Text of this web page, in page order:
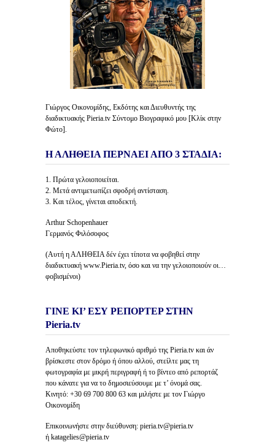
Γιώργος Οικονομίδης, Εκδότης και Διευθυντής της
διαδικτυακής Pieria.tv Σύντομο Βιογραφικό μου [Κλίκ στην
Φώτο].
Η ΑΛΗΘΕΙΑ ΠΕΡΝΑΕΙ ΑΠΟ 3 ΣΤΑΔΙΑ:
1. Πρώτα γελοιοποιείται.
2. Μετά αντιμετωπίζει σφοδρή αντίσταση.
3. Και τέλος, γίνεται αποδεκτή.
Arthur Schopenhauer
Γερμανός Φιλόσοφος
(Αυτή η ΑΛΗΘΕΙΑ δέν έχει τίποτα να φοβηθεί στην
διαδικτυακή www.Pieria.tv, όσο και να την γελοιοποιούν οι…
φοβισμένοι)
ΓΙΝΕ ΚΙ’ ΕΣΥ ΡΕΠΟΡΤΕΡ ΣΤΗΝ
Pieria.tv
Αποθηκεύστε τον τηλεφωνικό αριθμό της Pieria.tv και άν
βρίσκεστε στον δρόμο ή όπου αλλού, στείλτε μας τη
φωτογραφία με μικρή περιγραφή ή το βίντεο από ρεπορτάζ
που κάνατε για να το δημοσιεύσουμε με τ’ όνομά σας.
Κινητό: +30 69 700 800 63 και μιλήστε με τον Γιώργο
Οικονομίδη
Επικοινωνήστε στην διεύθυνση: pieria.tv@pieria.tv
ή katagelies@pieria.tv